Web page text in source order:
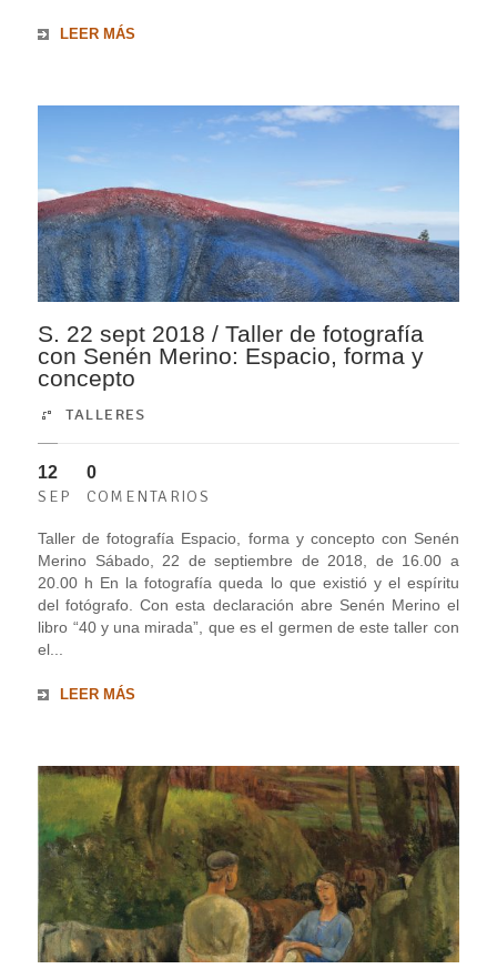
LEER MÁS
S. 22 sept 2018 / Taller de fotografía
con Senén Merino: Espacio, forma y
concepto
TALLERES
12
SEP
0
COMENTARIOS
Taller de fotografía Espacio, forma y concepto con Senén
Merino Sábado, 22 de septiembre de 2018, de 16.00 a
20.00 h En la fotografía queda lo que existió y el espíritu
del fotógrafo. Con esta declaración abre Senén Merino el
libro “40 y una mirada”, que es el germen de este taller con
el...
LEER MÁS